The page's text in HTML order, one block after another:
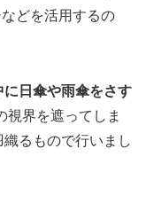
どを活用するの
に日傘や雨傘をさす
視界を遮ってしま
るもので行いまし